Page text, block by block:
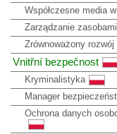
Współczesne media
Zarządzanie
Zrównoważony rozwój
Vnitřní bezpečnost
Kryminalistyka
Manager
Ochrona danych